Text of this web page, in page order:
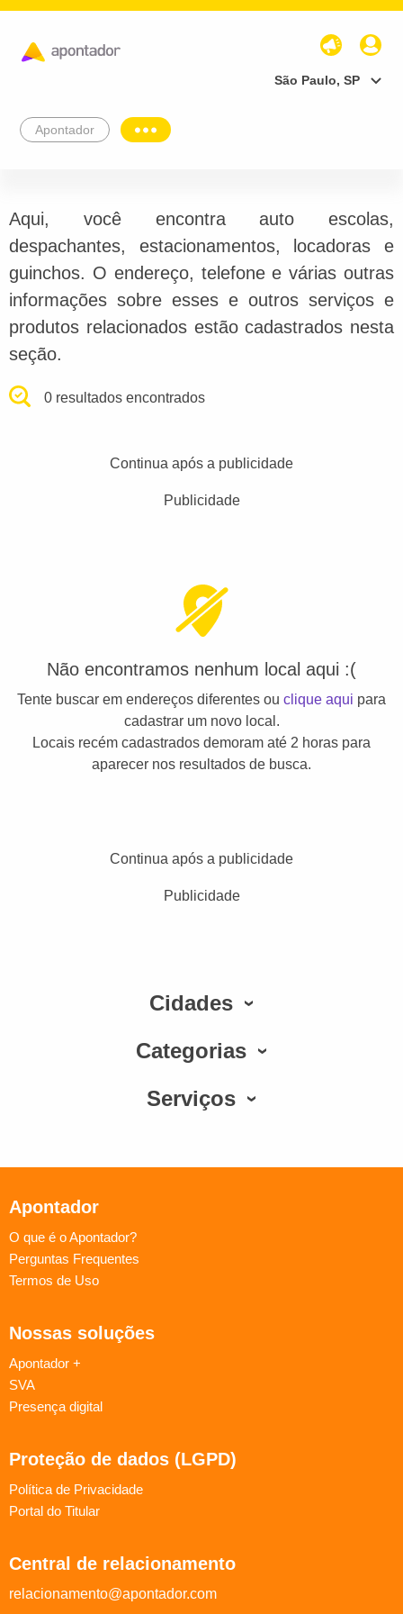
São Paulo, SP
Apontador
Aqui, você encontra auto escolas,
despachantes, estacionamentos, locadoras e
guinchos. O endereço, telefone e várias outras
informações sobre esses e outros serviços e
produtos relacionados estão cadastrados nesta
seção.
0 resultados encontrados
Continua após a publicidade
Publicidade
Não encontramos nenhum local aqui :(
Tente buscar em endereços diferentes ou clique aqui para
cadastrar um novo local.
Locais recém cadastrados demoram até 2 horas para
aparecer nos resultados de busca.
Continua após a publicidade
Publicidade
Cidades
Categorias
Serviços
Apontador
O que é o Apontador?
Perguntas Frequentes
Termos de Uso
Nossas soluções
Apontador +
SVA
Presença digital
Proteção de dados (LGPD)
Política de Privacidade
Portal do Titular
Central de relacionamento
relacionamento@apontador.com